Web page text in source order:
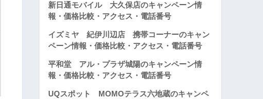
新日通モバイル 大久保店のキャンペーン情
報・価格比較・アクセス・電話番号
イズミヤ 紀伊川辺店 携帯コーナーのキャン
ペーン情報・価格比較・アクセス・電話番号
平和堂 アル・プラザ城陽のキャンペーン情
報・価格比較・アクセス・電話番号
UQスポット MOMOテラス六地蔵のキャンペ